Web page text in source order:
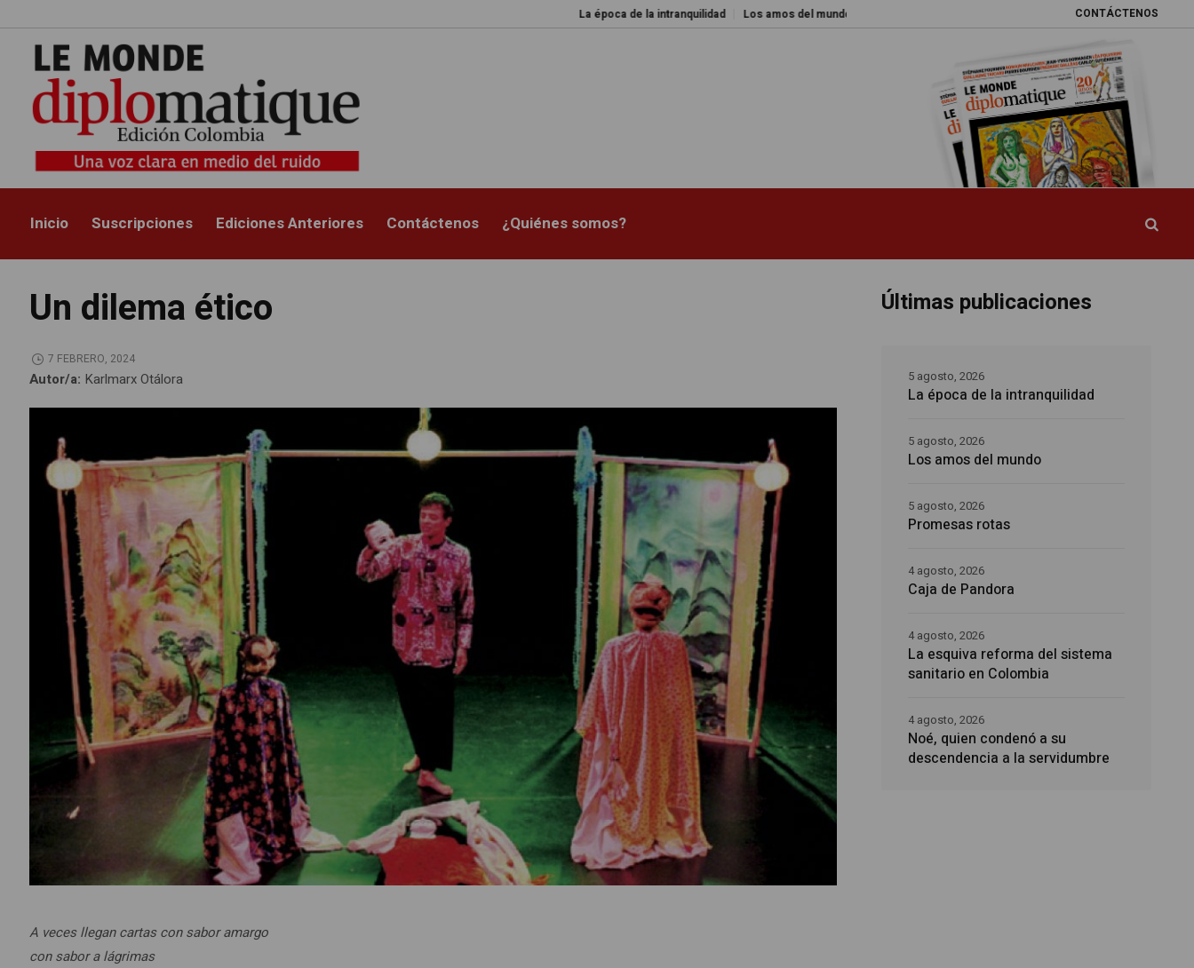
CONTÁCTENOS
La época de la intranquilidad Los amos del mundo Promesas rotas La esquiva reforma del sistema
Inicio Suscripciones Ediciones Anteriores Contáctenos ¿Quiénes somos?
Un dilema ético
7 FEBRERO, 2024
Autor/a: Karlmarx Otálora
A veces llegan cartas con sabor amargo
con sabor a lágrimas
Últimas publicaciones
La época de la intranquilidad
5 agosto, 2026
Los amos del mundo
5 agosto, 2026
Promesas rotas
5 agosto, 2026
Caja de Pandora
4 agosto, 2026
La esquiva reforma del sistema
sanitario en Colombia
4 agosto, 2026
Noé, quien condenó a su
descendencia a la servidumbre
4 agosto, 2026